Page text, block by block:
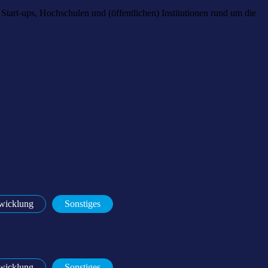
ups, Hochschulen und (öffentlichen) Institutionen rund um die
Sonstiges